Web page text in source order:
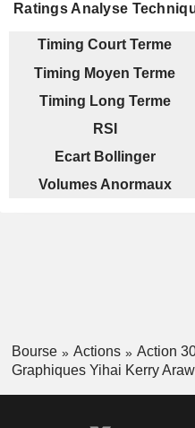
Ratings Analyse
Timing Court Terme
Timing Moyen Terme
Timing Long Terme
RSI
Ecart Bollinger
Volumes Anormaux
Bourse Actions
Action
Graphiques Yihai Kerry